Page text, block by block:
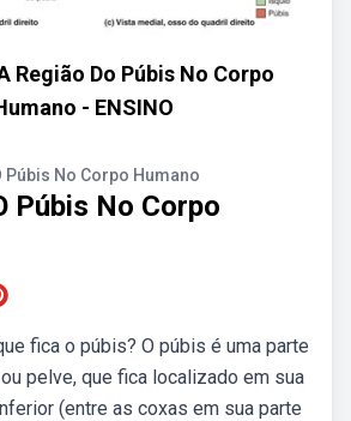
Região Do Púbis No Corpo
- ENSINO
Púbis No Corpo Humano
Púbis No Corpo
fica o púbis? O púbis é uma parte
pelve, que fica localizado em sua
(entre as coxas em sua parte